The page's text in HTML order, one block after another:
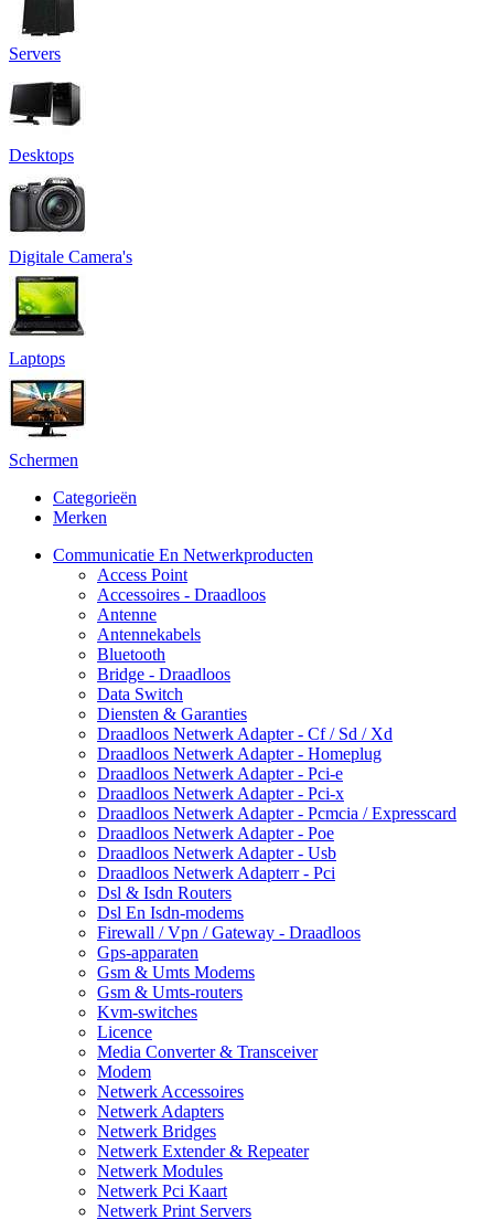
Servers
Desktops
Digitale Camera's
Laptops
Schermen
Categorieën
Merken
Communicatie En Netwerkproducten
Access Point
Accessoires - Draadloos
Antenne
Antennekabels
Bluetooth
Bridge - Draadloos
Data Switch
Diensten & Garanties
Draadloos Netwerk Adapter - Cf / Sd / Xd
Draadloos Netwerk Adapter - Homeplug
Draadloos Netwerk Adapter - Pci-e
Draadloos Netwerk Adapter - Pci-x
Draadloos Netwerk Adapter - Pcmcia / Expresscard
Draadloos Netwerk Adapter - Poe
Draadloos Netwerk Adapter - Usb
Draadloos Netwerk Adapterr - Pci
Dsl & Isdn Routers
Dsl En Isdn-modems
Firewall / Vpn / Gateway - Draadloos
Gps-apparaten
Gsm & Umts Modems
Gsm & Umts-routers
Kvm-switches
Licence
Media Converter & Transceiver
Modem
Netwerk Accessoires
Netwerk Adapters
Netwerk Bridges
Netwerk Extender & Repeater
Netwerk Modules
Netwerk Pci Kaart
Netwerk Print Servers